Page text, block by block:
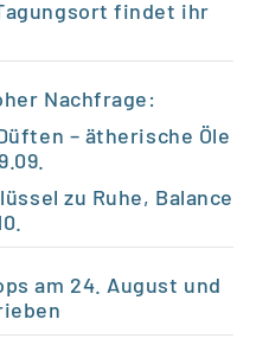
findet ihr
Nachfrage:
– ätherische Öle
zu Ruhe, Balance
am 24. August und